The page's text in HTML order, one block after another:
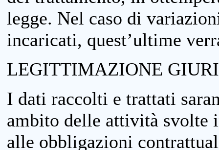
legge. Nel caso di
incaricati, quest’ultime
LEGITTIMAZIONE
I dati raccolti e trattati
ambito delle attività svolte
alle obbligazioni